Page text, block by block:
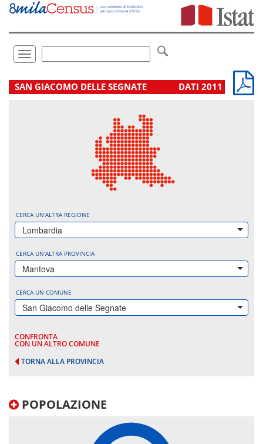
Vai
direttamente
Toggle
navigation
.
SAN GIACOMO DELLE SEGNATE DATI 2011
CERCA UN'ALTRA REGIONE
Lombardia
CERCA UN'ALTRA PROVINCIA
Mantova
CERCA UN COMUNE
San Giacomo delle Segnate
CONFRONTA
CON UN ALTRO COMUNE
TORNA ALLA PROVINCIA
POPOLAZIONE